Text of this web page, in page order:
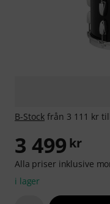
B-Stock från 3 111 kr
3 499 kr
Alla priser inklusive
i lager